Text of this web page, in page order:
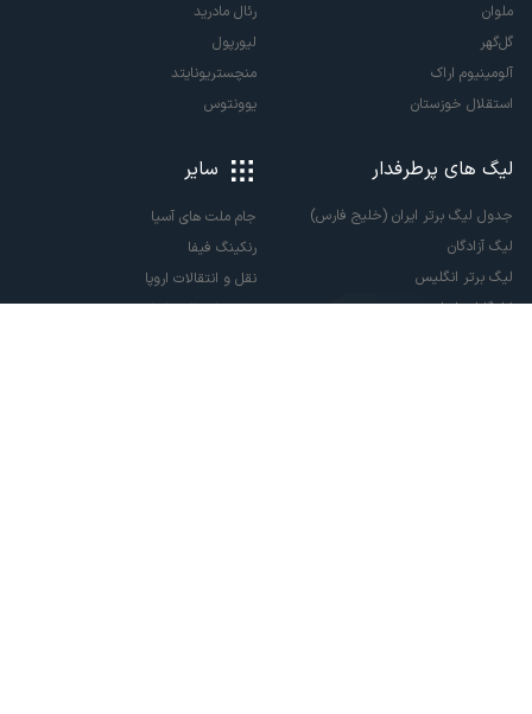
ملوان
گل‌گهر
آلومینیوم اراک
استقلال خوزستان
رئال مادرید
لیورپول
منچستریونایتد
یوونتوس
لیگ های پرطرفدار
جدول لیگ برتر ایران (خلیج فارس)
لیگ آزادگان
لیگ برتر انگلیس
لالیگا اسپانیا
سایر
جام ملت های آسیا
رنکینگ فیفا
نقل و انتقالات اروپا
نقل و انتقالات ایران